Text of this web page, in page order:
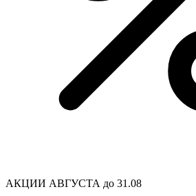
АКЦИИ АВГУСТА до 31.08